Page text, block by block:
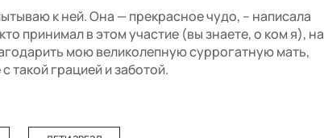
к ней. Она — прекрасное чудо, – написала
принимал в этом участие (вы знаете, о ком я), на
мою великолепную суррогатную мать,
такой грацией и заботой.